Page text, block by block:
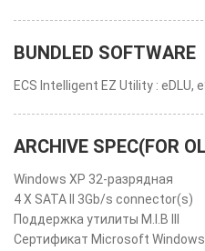
BUNDLED SOFTWARE
ECS Intelligent EZ Utility : eDLU,
ARCHIVE SPEC(FOR
Windows XP 32-разрядная
4 X SATA II 3Gb/s connector(s)
Поддержка утилиты M.I.B III
Сертификат Microsoft